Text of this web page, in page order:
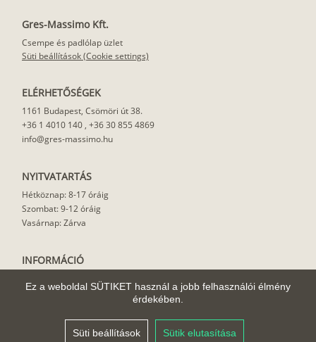
Ez a weboldal SÜTIKET használ a jobb felhasználói élmény
érdekében.
Süti beállítások Sütik elutasítása
Gres-Massimo Kft.
Csempe és padlólap üzlet
Süti beállítások (Cookie settings)
ELÉRHETŐSÉGEK
1161 Budapest, Csömöri út 38.
+36 1 4010 140, +36 30 855 4869
info@gres-massimo.hu
NYITVATARTÁS
Hétköznap: 8-17 óráig
Szombat: 9-12 óráig
Vasárnap: Zárva
INFORMÁCIÓ
Felhasználási javaslat